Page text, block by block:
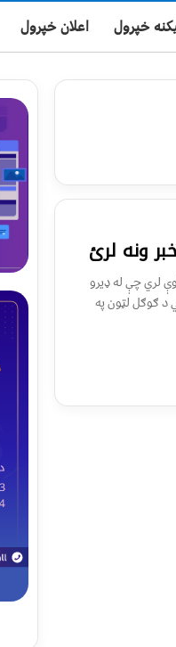
خپرول اعلان خپرول
ونه لرئ
لري چې له ډیرو
د ګوګل لټون په